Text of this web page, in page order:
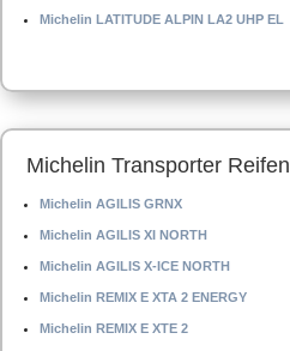
Michelin LATITUDE ALPIN LA2 UHP EL
Michelin Transporter Reifen
Michelin AGILIS GRNX
Michelin AGILIS XI NORTH
Michelin AGILIS X-ICE NORTH
Michelin REMIX E XTA 2 ENERGY
Michelin REMIX E XTE 2